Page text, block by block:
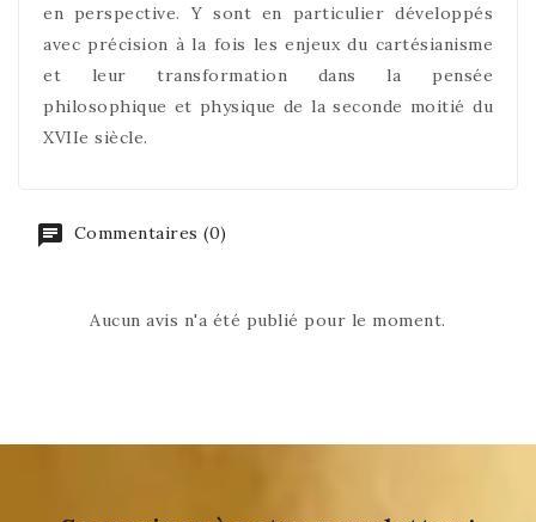
en perspective. Y sont en particulier développés
avec précision à la fois les enjeux du cartésianisme
et leur transformation dans la pensée
philosophique et physique de la seconde moitié du
XVIIe siècle.
Commentaires (0)
Aucun avis n'a été publié pour le moment.